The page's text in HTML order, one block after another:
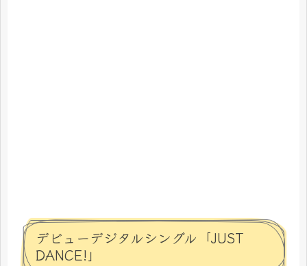
デビューデジタルシングル「JUST
DANCE!」